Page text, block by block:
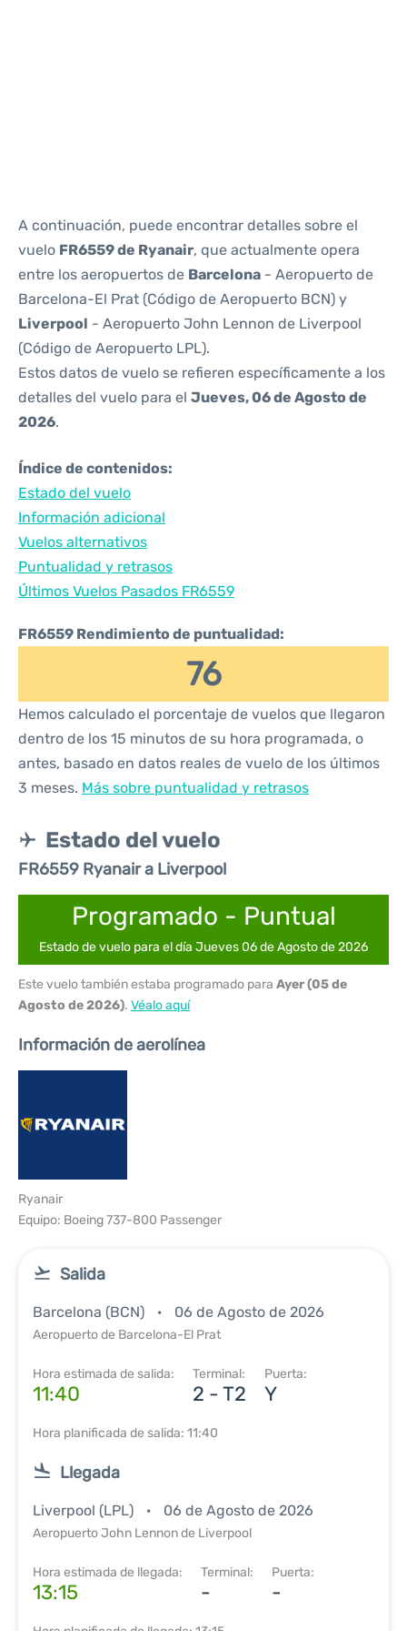
A continuación, puede encontrar detalles sobre el
vuelo FR6559 de Ryanair, que actualmente opera
entre los aeropuertos de Barcelona - Aeropuerto de
Barcelona-El Prat (Código de Aeropuerto BCN) y
Liverpool - Aeropuerto John Lennon de Liverpool
(Código de Aeropuerto LPL).
Estos datos de vuelo se refieren específicamente a los
detalles del vuelo para el Jueves, 06 de Agosto de
2026.
Índice de contenidos:
Estado del vuelo
Información adicional
Vuelos alternativos
Puntualidad y retrasos
Últimos Vuelos Pasados FR6559
FR6559 Rendimiento de puntualidad:
76
Hemos calculado el porcentaje de vuelos que llegaron
dentro de los 15 minutos de su hora programada, o
antes, basado en datos reales de vuelo de los últimos
3 meses. Más sobre puntualidad y retrasos
Estado del vuelo
FR6559 Ryanair a Liverpool
Programado - Puntual
Estado de vuelo para el día Jueves 06 de Agosto de 2026
Este vuelo también estaba programado para Ayer (05 de
Agosto de 2026). Véalo aquí
Información de aerolínea
Ryanair
Equipo: Boeing 737-800 Passenger
Salida
Barcelona (BCN) 06 de Agosto de 2026
Aeropuerto de Barcelona-El Prat
Hora estimada de salida:
11:40
Terminal:
2 - T2
Puerta:
Y
Hora planificada de salida: 11:40
Llegada
Liverpool (LPL) 06 de Agosto de 2026
Aeropuerto John Lennon de Liverpool
Hora estimada de llegada:
13:15
Terminal:
-
Puerta:
-